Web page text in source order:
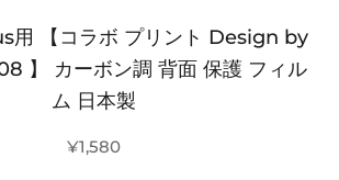
用 【コラボ プリント Design by
】 カーボン調 背面 保護 フィル
ム 日本製
¥1,580